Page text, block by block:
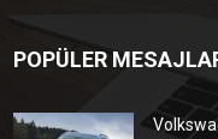
POPÜLER